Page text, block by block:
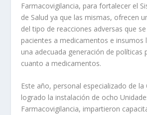
Farmacovigilancia, para fortalecer el
de Salud ya que las mismas, ofrecen
del tipo de reacciones adversas que
pacientes a medicamentos e insumos
una adecuada generación de políticas
cuanto a medicamentos.
Este año, personal especializado de la
logrado la instalación de ocho
Farmacovigilancia, impartieron